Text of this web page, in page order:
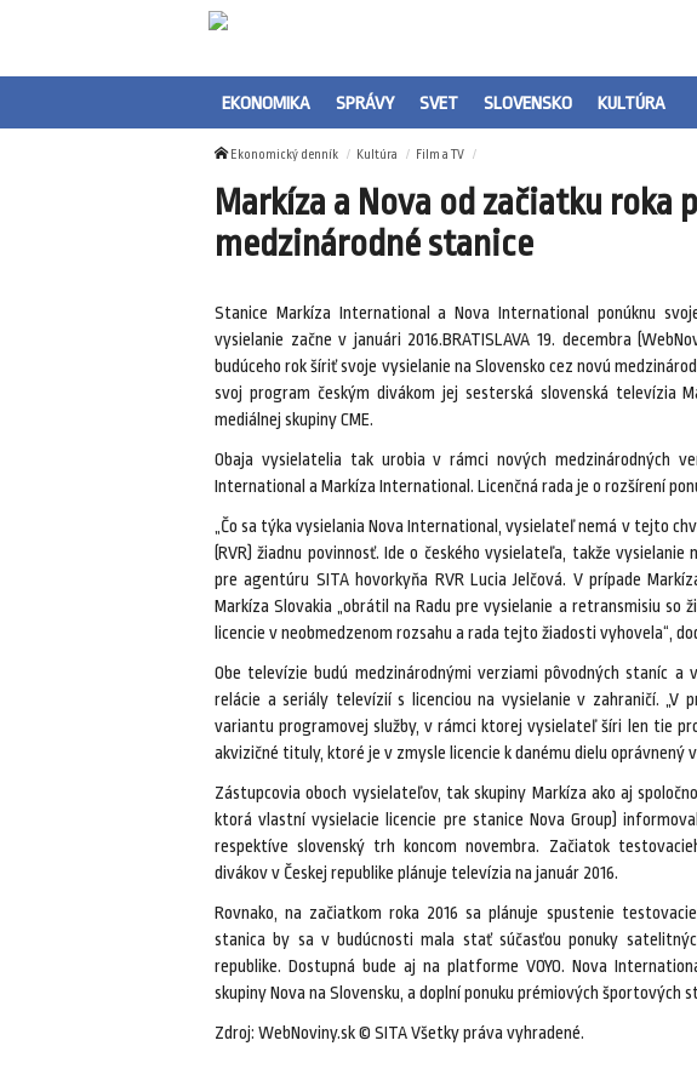
EKONOMIKA SPRÁVY SVET SLOVENSKO KULTÚRA
Ekonomický denník Kultúra Film a TV
Markíza a Nova od začiatku roka
medzinárodné stanice
Stanice Markíza International a Nova International ponúknu
vysielanie začne v januári 2016.BRATISLAVA 19. decembra
budúceho rok šíriť svoje vysielanie na Slovensko cez novú
svoj program českým divákom jej sesterská slovenská televízia
mediálnej skupiny CME.
Obaja vysielatelia tak urobia v rámci nových medzinárodných
International a Markíza International. Licenčná rada je o rozšírení
„Čo sa týka vysielania Nova International, vysielateľ nemá v tejto
(RVR) žiadnu povinnosť. Ide o českého vysielateľa, takže vysielanie
pre agentúru SITA hovorkyňa RVR Lucia Jelčová. V prípade
Markíza Slovakia „obrátil na Radu pre vysielanie a retransmisiu so
licencie v neobmedzenom rozsahu a rada tejto žiadosti vyhovela“,
Obe televízie budú medzinárodnými verziami pôvodných staníc a
relácie a seriály televízií s licenciou na vysielanie v zahraničí. „V
variantu programovej služby, v rámci ktorej vysielateľ šíri len tie
akvizičné tituly, ktoré je v zmysle licencie k danému dielu oprávnený
Zástupcovia oboch vysielateľov, tak skupiny Markíza ako aj
ktorá vlastní vysielacie licencie pre stanice Nova Group)
respektíve slovenský trh koncom novembra. Začiatok
divákov v Českej republike plánuje televízia na január 2016.
Rovnako, na začiatkom roka 2016 sa plánuje spustenie
stanica by sa v budúcnosti mala stať súčasťou ponuky
republike. Dostupná bude aj na platforme VOYO. Nova
skupiny Nova na Slovensku, a doplní ponuku prémiových športových
Zdroj: WebNoviny.sk © SITA Všetky práva vyhradené.